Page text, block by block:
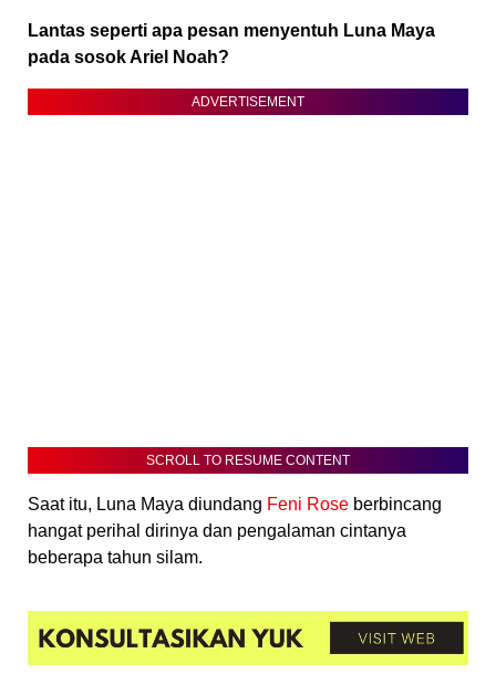
Lantas seperti apa pesan menyentuh Luna Maya
pada sosok Ariel Noah?
ADVERTISEMENT
SCROLL TO RESUME CONTENT
Saat itu, Luna Maya diundang Feni Rose berbincang
hangat perihal dirinya dan pengalaman cintanya
beberapa tahun silam.